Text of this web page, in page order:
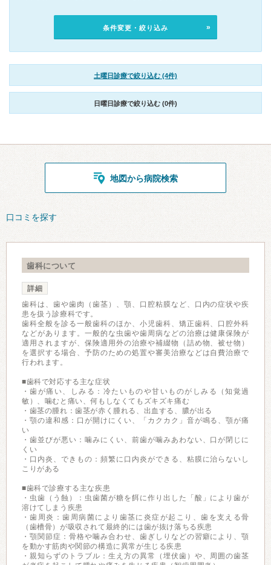
条件変更・絞り込み
土曜日診療で絞り込む (4件)
日曜日診療で絞り込む (0件)
地図から病院検索
口コミを探す
歯科について
詳細
歯科は、歯や歯肉（歯茎）、顎、口腔粘膜など、口内の症状や疾
患を扱う診療科です。
歯科全般を診る一般歯科のほか、小児歯科、矯正歯科、口腔外科
などがあります。一般的な虫歯や歯周病などの治療は健康保険が
適用されますが、保険適用外の治療や補綴物（詰め物、被せ物）
を選択する場合、予防のための処置や審美治療などは自費治療で
行われます。
■歯科で対応する主な症状
・歯が痛い、しみる：冷たいものや甘いものがしみる（知覚過
敏）、噛むと痛い、何もしなくてもズキズキ痛む
・歯茎の腫れ：歯茎が赤く腫れる、出血する、膿が出る
・顎の違和感：口が開けにくい、「カクカク」音が鳴る、顎が痛
い
・歯並びが悪い：噛みにくい、前歯が噛みあわない、口が閉じに
くい
・口内炎、できもの：頻繁に口内炎ができる、粘膜に治らないし
こりがある
■歯科で診療する主な疾患
・虫歯（う蝕）：虫歯菌が糖を餌に作り出した「酸」により歯が
溶けてしまう疾患
・歯周炎：歯周病菌により歯茎に炎症が起こり、歯を支える骨
（歯槽骨）が吸収されて最終的には歯が抜け落ちる疾患
・顎関節症：骨格や噛み合わせ、歯ぎしりなどの習癖により、顎
を動かす筋肉や関節の構造に異常が生じる疾患
・親知らずのトラブル：生え方の異常（埋伏歯）や、周囲の歯茎